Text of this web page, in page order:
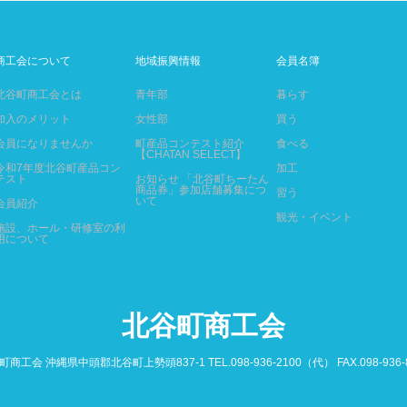
工会について
谷町商工会とは
入のメリット
員になりませんか
和7年度北谷町産品コン
スト
員紹介
設、ホール・研修室の利
について
地域振興情報
青年部
女性部
町産品コンテスト紹介
【CHATAN SELECT】
お知らせ 「北谷町ちーたん
商品券」参加店舗募集につ
いて
会員名簿
暮らす
買う
食べる
加工
習う
観光・イベント
北谷町商工会
商工会 沖縄県中頭郡北谷町上勢頭837-1 TEL.098-936-2100（代） FAX.098-